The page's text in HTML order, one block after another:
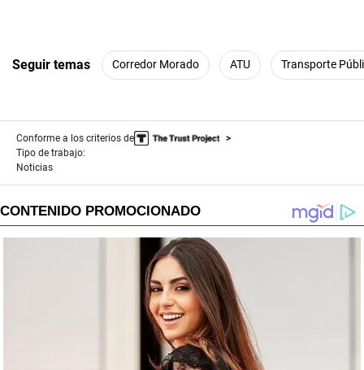
Seguir temas Corredor Morado ATU Transporte
Conforme a los criterios de
Tipo de trabajo:
Noticias